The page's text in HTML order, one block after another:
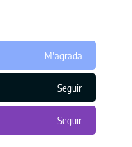
M'agrada
Seguir
Seguir